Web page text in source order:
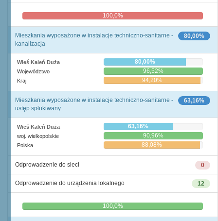
100,0%
80,00%
Mieszkania wyposażone w instalacje techniczno-sanitarne -
kanalizacja
Wieś Kaleń Duża 80,00%
Województwo 96,52%
Kraj 94,20%
63,16%
Mieszkania wyposażone w instalacje techniczno-sanitarne -
ustęp spłukiwany
Wieś Kaleń Duża 63,16%
woj. wielkopolskie 90,96%
Polska 88,08%
0
Odprowadzenie do sieci
12
Odprowadzenie do urządzenia lokalnego
0,0% 100,0%